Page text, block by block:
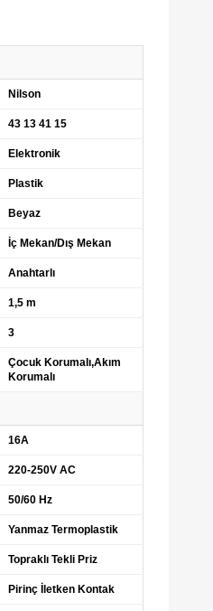
Nilson
43 13 41 15
Elektronik
Plastik
Beyaz
İç Mekan/Dış Mekan
Anahtarlı
1,5 m
3
Çocuk Korumalı,Akım
Korumalı
16A
220-250V AC
50/60 Hz
Yanmaz Termoplastik
Topraklı Tekli Priz
Pirinç İletken Kontak